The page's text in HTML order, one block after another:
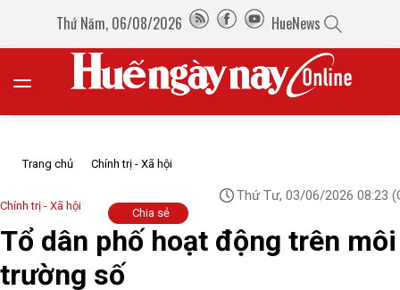
Thứ Năm, 06/08/2026 HueNews
Trang chủ Chính trị - Xã hội
Chính trị - Xã hội
Thứ Tư, 03/06/2026 08:23
Chia sẻ
Tổ dân phố hoạt động trên môi
trường số